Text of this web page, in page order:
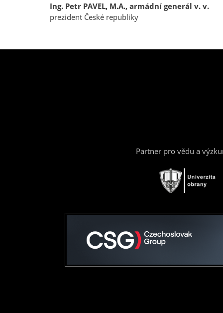
Ing. Petr PAVEL, M.A., armádní generál v. v.
prezident České republiky
Partner pro vědu a